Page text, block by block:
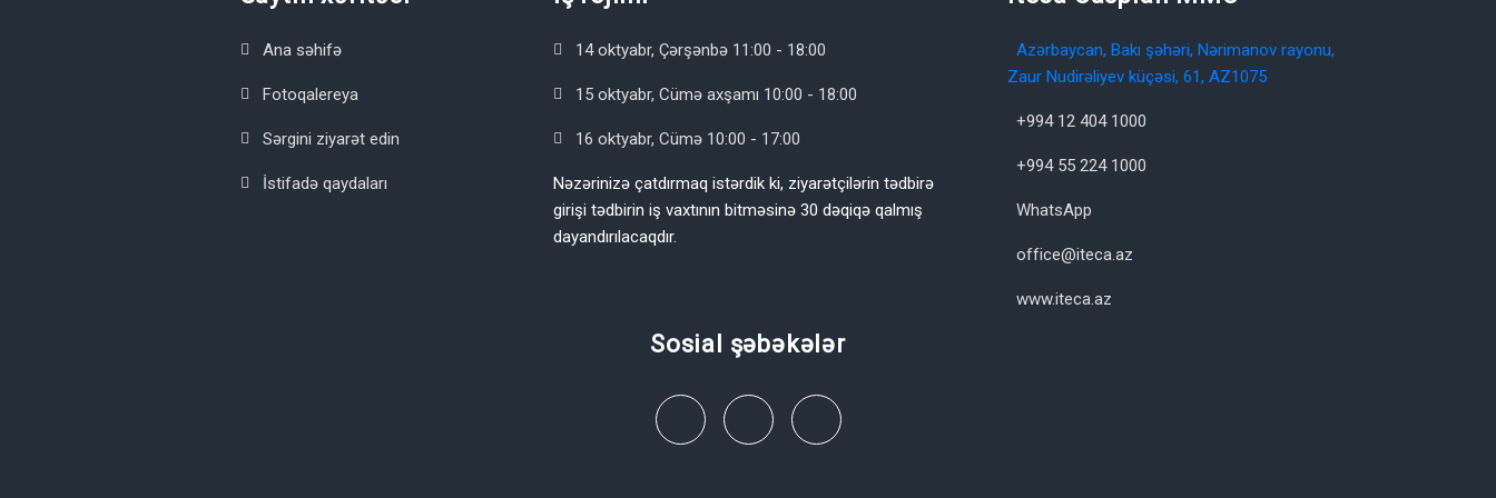
Ana səhifə
Fotoqalereya
Sərgini ziyarət edin
İstifadə qaydaları
14 oktyabr, Çərşənbə 11:00 - 18:00
15 oktyabr, Cümə axşamı 10:00 - 18:00
16 oktyabr, Cümə 10:00 - 17:00
Nəzərinizə çatdırmaq istərdik ki, ziyarətçilərin tədbirə
girişi tədbirin iş vaxtının bitməsinə 30 dəqiqə qalmış
dayandırılacaqdır.
Azərbaycan, Bakı şəhəri, Nərimanov rayonu,
Zaur Nudirəliyev küçəsi, 61, AZ1075
+994 12 404 1000
+994 55 224 1000
WhatsApp
office@iteca.az
www.iteca.az
Sosial şəbəkələr